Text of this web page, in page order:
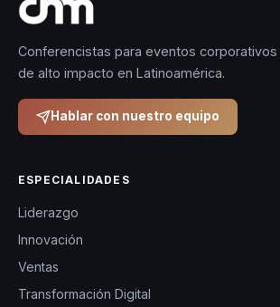
Conferencistas para eventos corporativos
de alto impacto en Latinoamérica.
Hablar con nuestro equipo
ESPECIALIDADES
Liderazgo
Innovación
Ventas
Transformación Digital